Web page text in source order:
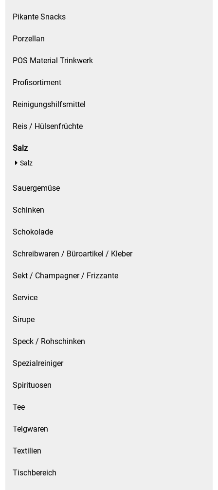
Pikante Snacks
Porzellan
POS Material Trinkwerk
Profisortiment
Reinigungshilfsmittel
Reis / Hülsenfrüchte
Salz
Salz
Sauergemüse
Schinken
Schokolade
Schreibwaren / Büroartikel / Kleber
Sekt / Champagner / Frizzante
Service
Sirupe
Speck / Rohschinken
Spezialreiniger
Spirituosen
Tee
Teigwaren
Textilien
Tischbereich